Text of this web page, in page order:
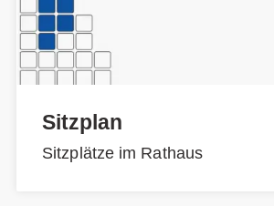
Sitzplan
Sitzplätze im Rathaus